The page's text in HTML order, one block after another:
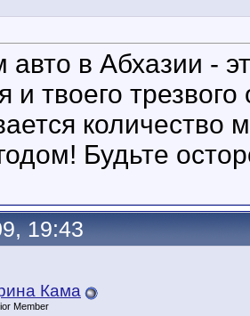
авто в Абхазии -
и твоего
количество
Будьте
19:43
Кама
Member